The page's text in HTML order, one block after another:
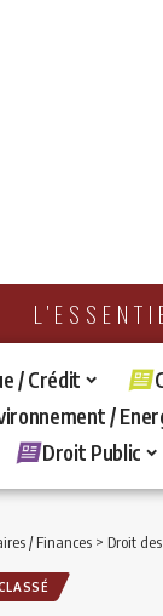
/ Crédit
/
Droit Public
/ Finances > Droit